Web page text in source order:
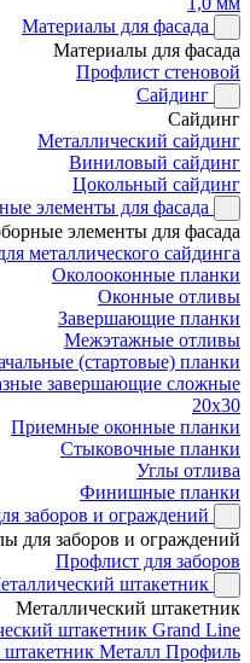
Материалы для фасада
Материалы для фасада
Профлист стеновой
Сайдинг
Сайдинг
Металлический сайдинг
Виниловый сайдинг
Цокольный сайдинг
элементы для фасада
элементы для фасада
металлического сайдинга
Околооконные планки
Оконные отливы
Завершающие планки
Межэтажные отливы
(стартовые) планки
завершающие сложные
20x30
Приемные оконные планки
Стыковочные планки
Углы отлива
Финишные планки
заборов и ограждений
для заборов и ограждений
Профлист для заборов
штакетник
Металлический штакетник
штакетник Grand Line
штакетник Металл Профиль